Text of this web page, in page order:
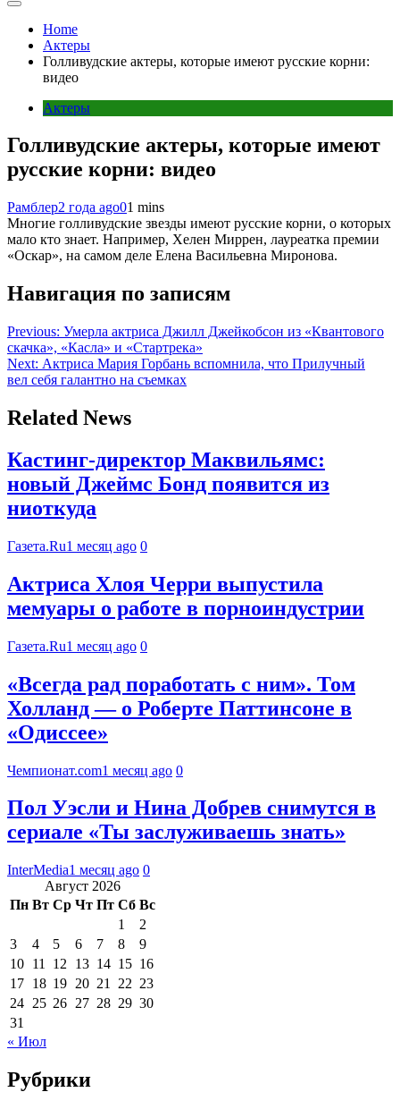
Home
Актеры
Голливудские актеры, которые имеют русские корни:
видео
Актеры
Голливудские актеры, которые имеют
русские корни: видео
Рамблер2 года ago01 mins
Многие голливудские звезды имеют русские корни, о которых
мало кто знает. Например, Хелен Миррен, лауреатка премии
«Оскар», на самом деле Елена Васильевна Миронова.
Навигация по записям
Previous: Умерла актриса Джилл Джейкобсон из «Квантового
скачка», «Касла» и «Стартрека»
Next: Актриса Мария Горбань вспомнила, что Прилучный
вел себя галантно на съемках
Related News
Кастинг-директор Маквильямс:
новый Джеймс Бонд появится из
ниоткуда
Газета.Ru1 месяц ago 0
Актриса Хлоя Черри выпустила
мемуары о работе в порноиндустрии
Газета.Ru1 месяц ago 0
«Всегда рад поработать с ним». Том
Холланд — о Роберте Паттинсоне в
«Одиссее»
Чемпионат.com1 месяц ago 0
Пол Уэсли и Нина Добрев снимутся в
сериале «Ты заслуживаешь знать»
InterMedia1 месяц ago 0
Август 2026
Пн Вт Ср Чт Пт Сб Вс
1
2
3
4 5 6 7 8
9
10 11 12 13 14 15 16
17 18 19 20 21 22 23
24 25 26 27 28 29 30
31
« Июл
Рубрики